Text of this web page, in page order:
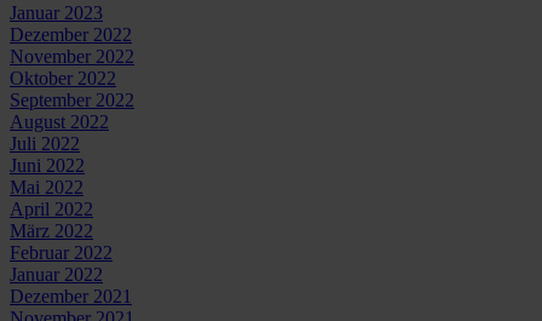
Januar 2023
Dezember 2022
November 2022
Oktober 2022
September 2022
August 2022
Juli 2022
Juni 2022
Mai 2022
April 2022
März 2022
Februar 2022
Januar 2022
Dezember 2021